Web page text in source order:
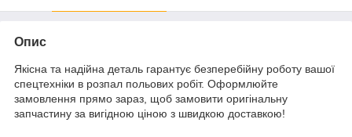
Опис
Якісна та надійна деталь гарантує безперебійну роботу вашої
спецтехніки в розпал польових робіт. Оформлюйте
замовлення прямо зараз, щоб замовити оригінальну
запчастину за вигідною ціною з швидкою доставкою!